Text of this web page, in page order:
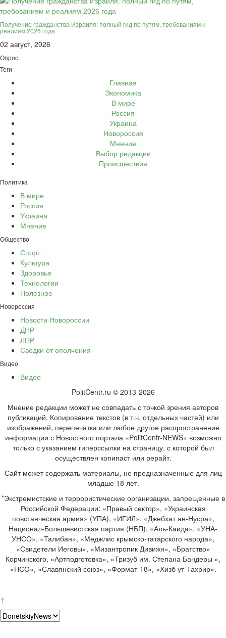
Получение гражданства Израиля: полный гид по путям, требованиям и
реалиям 2026 года
02 август, 2026
Опрос
Теги
Главная
Экономика
В мире
Россия
Украина
Новороссия
Мнение
Выбор редакции
Происшествия
Политика
В мире
Россия
Украина
Мнение
Общество
Спорт
Культура
Здоровье
Технологии
Полезное
Новороссия
Новости Новороссии
ДНР
ЛНР
Сводки от ополчения
Видео
Видео
PolitCentr.ru © 2013-2026
Мнение редакции может не совпадать с точкой зрения авторов
публикаций. Копирование текстов (в т.ч. отдельных частей) или
изображений, перепечатка или любое другое распространение
информации с Новостного портала «PolitCentr-NEWS» возможно
только с указанием гиперссылки на страницу, с которой был
осуществлен копипаст или рерайт.
Сайт может содержать материалы, не предназначенные для лиц
младше 18 лет.
*Экстремистские и террористические организации, запрещенные в
Российской Федерации: «Правый сектор», «Украинская
повстанческая армия» (УПА), «ИГИЛ», «Джебхат ан-Нусра»,
Национал-Большевистская партия (НБП), «Аль-Каида», «УНА-
УНСО», «Талибан», «Меджлис крымско-татарского народа»,
«Свидетели Иеговы», «Мизантропик Дивижн», «Братство»
Корчинского, «Артподготовка», «Тризуб им. Степана Бандеры »,
«НСО», «Славянский союз», «Формат-18», «Хизб ут-Тахрир».
↑